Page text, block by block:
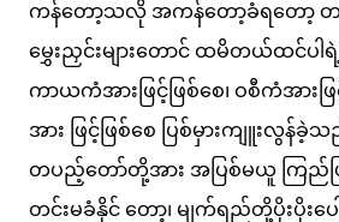
ကန်တော့သလို အကန်တော့ခံရတော့
မွှေးညှင်းများတောင် ထမိတယ်ထင်ပါရဲ့
ကာယကံအားဖြင့်ဖြစ်စေ၊ ဝစီကံအားဖြ
အား ဖြင့်ဖြစ်စေ ပြစ်မှားကျူးလွန်ခဲ့
တပည့်တော်တို့အား အပြစ်မယူ ကြည်ဖ
တင်းမခံနိုင် တော့၊ မျက်ရည်တို့ပိုးပိုးပ